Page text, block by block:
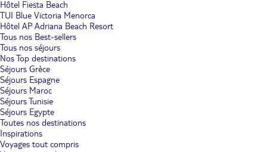
Hôtel Fiesta Beach
TUI Blue Victoria Menorca
Hôtel AP Adriana Beach Resort
Tous nos Best-sellers
Tous nos séjours
Nos Top destinations
Séjours Grèce
Séjours Espagne
Séjours Maroc
Séjours Tunisie
Séjours Egypte
Toutes nos destinations
Inspirations
Voyages tout compris